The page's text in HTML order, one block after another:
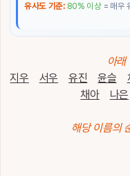
유사도 기준: 80% 이상= 매우
아래
지우
서우 유진 윤슬
채아
나은
해당 이름의